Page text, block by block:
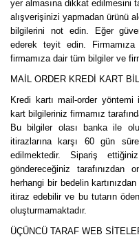
yer almasına dikkat edilmesini
alışverişinizi yapmadan ürünü
bilgilerini not edin. Eğer
ederek teyit edin.
firmamıza dair tüm bilgiler ve
MAİL ORDER KREDİ KART
Kredi kartı mail-order
kart bilgileriniz firmamız
Bu bilgiler olası banka ile
itirazlarına karşı 60 gün
edilmektedir. Sipariş
göndereceğiniz tarafınızdan
herhangi bir bedelin
itiraz edebilir ve bu tutarın
oluşturmamaktadır.
ÜÇÜNCÜ TARAF WEB